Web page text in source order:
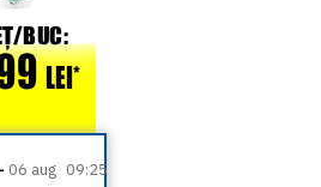
06 aug 09:25